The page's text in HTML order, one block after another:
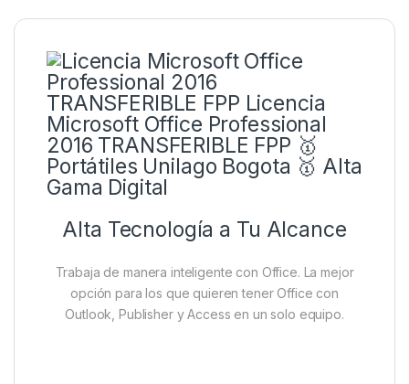
Alta Tecnología a Tu Alcance
Trabaja de manera inteligente con Office. La mejor
opción para los que quieren tener Office con
Outlook, Publisher y Access en un solo equipo.